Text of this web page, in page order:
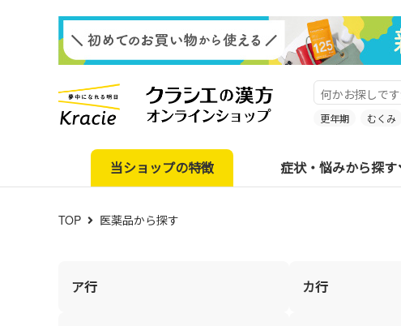
更年期 むくみ
当ショップの特徴 症状・悩みから探す
TOP 医薬品から探す
ア行 カ行